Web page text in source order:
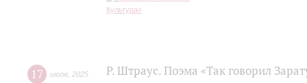
17 июля 2025 Р. Штраус. Поэма «Так говорил